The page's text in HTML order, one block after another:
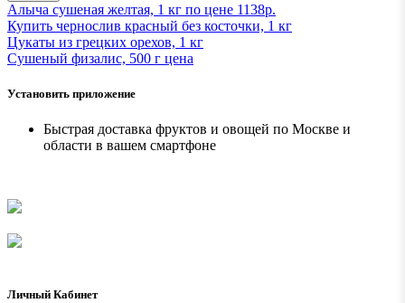
Алыча сушеная желтая, 1 кг по цене 1138р.
Купить чернослив красный без косточки, 1 кг
Цукаты из грецких орехов, 1 кг
Сушеный физалис, 500 г ценa
Установить приложение
Быстрая доставка фруктов и овощей по Москве и
области в вашем смартфоне
Личный Кабинет